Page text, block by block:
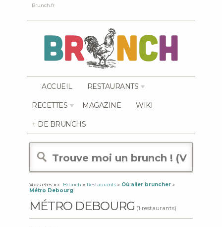
Brunch.fr
ACCUEIL RESTAURANTS
RECETTES MAGAZINE WIKI
+ DE BRUNCHS
Vous êtes ici : Brunch » Restaurants » Où aller bruncher »
Métro Debourg
MÉTRO DEBOURG (1 restaurants)